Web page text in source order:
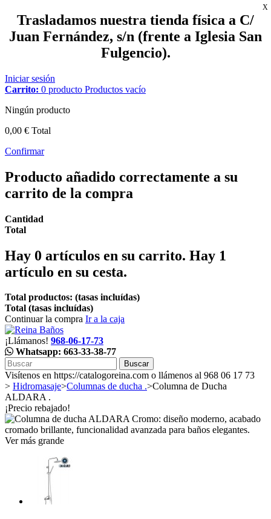
Trasladamos nuestra tienda física a C/
Juan Fernández, s/n (frente a Iglesia San
Fulgencio).
X
Iniciar sesión
Carrito: 0 producto Productos vacío
Ningún producto
0,00 € Total
Confirmar
Producto añadido correctamente a su
carrito de la compra
Cantidad
Total
Hay 0 artículos en su carrito. Hay 1
artículo en su cesta.
Total productos: (tasas incluídas)
Total (tasas incluídas)
Continuar la compra Ir a la caja
¡Llámanos! 968-06-17-73
Whatsapp: 663-33-38-77
Buscar
Visítenos en https://catalogoreina.com o llámenos al 968 06 17 73
> Hidromasaje>Columnas de ducha .>Columna de Ducha
ALDARA .
¡Precio rebajado!
Ver más grande